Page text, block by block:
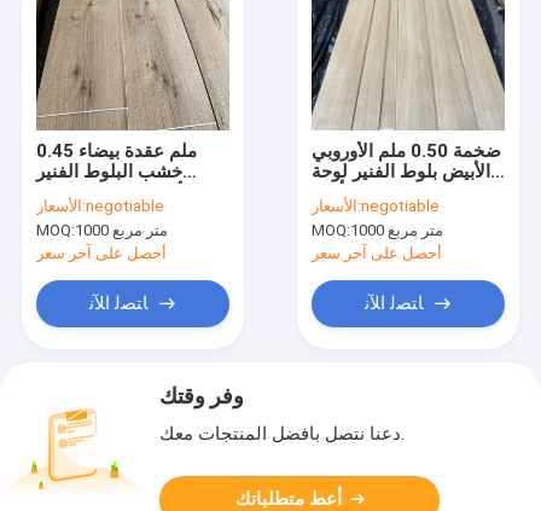
0.45 ملم عقدة بيضاء
خشب البلوط الفنير
للأثاث النمط الراجعية
الأسعار:negotiable
MOQ:
1000 متر مربع
أحصل على آخر سعر
ﺎﺘﺼﻟ ﺍﻶﻧ
ضخمة 0.50 ملم الأوروبي
الأبيض بلوط الفنير لوحة
الأسعار:negotiable
MOQ:
1000 متر مربع
أحصل على آخر سعر
ﺎﺘﺼﻟ ﺍﻶﻧ
وفر وقتك
دعنا نتصل بأفضل المنتجات معك.
أعط متطلباتك